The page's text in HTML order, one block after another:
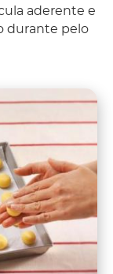
aderente e
durante pelo